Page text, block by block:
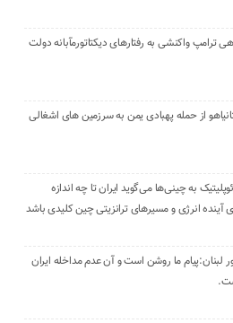
ترامپ واکنشی به رفتارهای دیکتاتورمآبانه دولت
از حمله پهبادی یمن به سرزمین های اشغالی
به چینی‌ها می‌گوید ایران تا چه اندازه
آینده انرژی و مسیرهای ترانزیتی چین کلیدی باشد
لبنان:پیام ما روشن است و آن عدم مداخله ایران